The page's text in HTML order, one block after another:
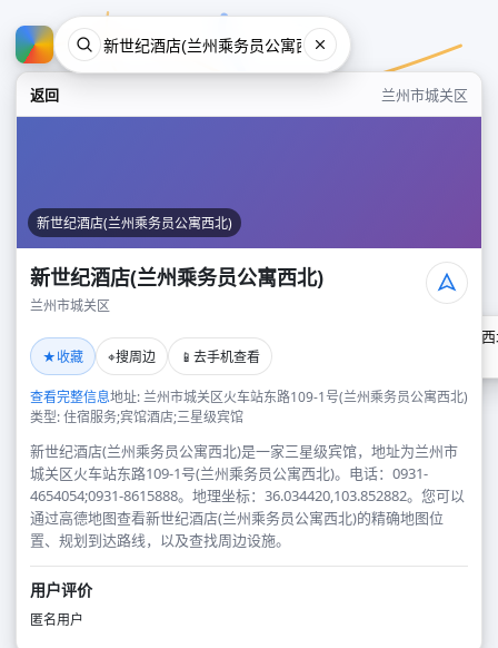
返回 兰州市城关区
新世纪酒店(兰州乘务员公寓西北)
新世纪酒店(兰州乘务员公寓西北)
兰州市城关区
★收藏 ⌖搜周边 📱 去手机查看
查看完整信息地址: 兰州市城关区火车站东路109-1号(兰州乘务员公寓西北)
类型: 住宿服务;宾馆酒店;三星级宾馆
新世纪酒店(兰州乘务员公寓西北)是一家三星级宾馆，地址为兰州市
城关区火车站东路109-1号(兰州乘务员公寓西北)。电话：0931-
4654054;0931-8615888。地理坐标：36.034420,103.852882。您可以
通过高德地图查看新世纪酒店(兰州乘务员公寓西北)的精确地图位
置、规划到达路线，以及查找周边设施。
用户评价
匿名用户
新世纪酒店(兰州乘务员公寓